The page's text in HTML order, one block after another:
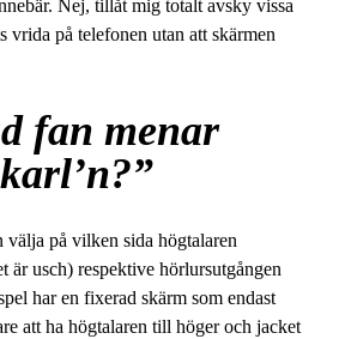
Nej, tillåt mig totalt avsky vissa
vrida på telefonen utan att skärmen
fan menar
karl’n?”
välja på vilken sida högtalaren
är usch) respektive hörlursutgången
har en fixerad skärm som endast
att ha högtalaren till höger och jacket